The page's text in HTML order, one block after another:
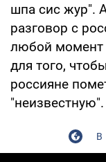
шпа сис жур".
разговор с
любой момент
для того,
россияне
"неизвестную".